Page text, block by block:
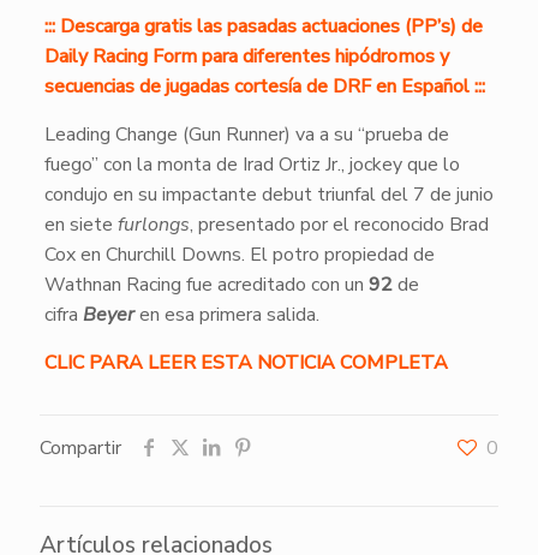
::: Descarga gratis las pasadas actuaciones (PP’s) de
Daily Racing Form para diferentes hipódromos y
secuencias de jugadas cortesía de DRF en Español :::
Leading Change (Gun Runner) va a su “prueba de
fuego” con la monta de Irad Ortiz Jr., jockey que lo
condujo en su impactante debut triunfal del 7 de junio
en siete furlongs, presentado por el reconocido Brad
Cox en Churchill Downs. El potro propiedad de
Wathnan Racing fue acreditado con un 92de
cifra Beyeren esa primera salida.
CLIC PARA LEER ESTA NOTICIA COMPLETA
Compartir 0
Artículos relacionados